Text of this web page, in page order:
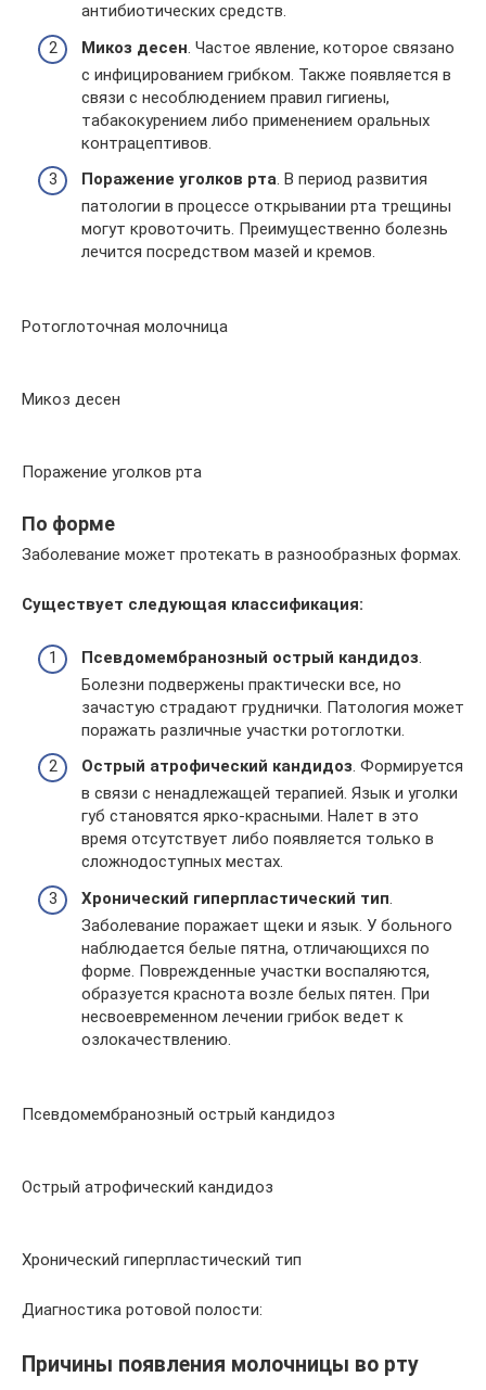
антибиотических средств.
Микоз десен . Частое явление, которое связано
с инфицированием грибком. Также появляется в
связи с несоблюдением правил гигиены,
табакокурением либо применением оральных
контрацептивов.
Поражение уголков рта. В период развития
патологии в процессе открывании рта трещины
могут кровоточить. Преимущественно болезнь
лечится посредством мазей и кремов.
Ротоглоточная молочница
Микоз десен
Поражение уголков рта
По форме
Заболевание может протекать в разнообразных формах.
Существует следующая классификация:
Псевдомембранозный острый кандидоз
Болезни подвержены практически все, но
зачастую страдают груднички. Патология может
поражать различные участки ротоглотки.
Острый атрофический кандидоз. Формируется
в связи с ненадлежащей терапией. Язык и уголки
губ становятся ярко-красными. Налет в это
время отсутствует либо появляется только в
сложнодоступных местах.
Хронический гиперпластический тип
Заболевание поражает щеки и язык. У больного
наблюдается белые пятна, отличающихся по
форме. Поврежденные участки воспаляются,
образуется краснота возле белых пятен. При
несвоевременном лечении грибок ведет к
озлокачествлению.
Псевдомембранозный острый кандидоз
Острый атрофический кандидоз
Хронический гиперпластический тип
Диагностика ротовой полости:
Причины появления молочницы во рту